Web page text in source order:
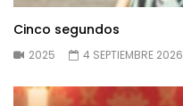
Cinco segundos
2025 4 SEPTIEMBRE 2026